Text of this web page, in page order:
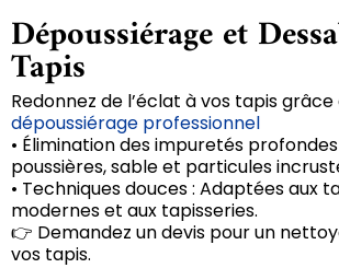
Dépoussiérage et
Tapis
Redonnez de l’éclat à vos tapis grâce
dépoussiérage professionnel
• Élimination des impuretés
poussières, sable et particules
• Techniques douces : Adaptées aux
modernes et aux tapisseries.
👉 Demandez un devis pour un
vos tapis.